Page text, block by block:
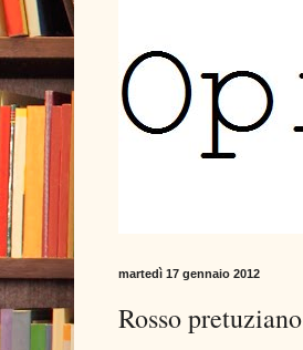
martedì 17 gennaio 2012
Rosso pretuziano